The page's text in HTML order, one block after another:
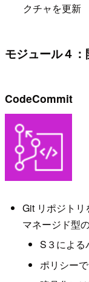
クチャを更新
モジュール４
CodeCommit
Git リポジト
マネージド型
S３による
ポリシー